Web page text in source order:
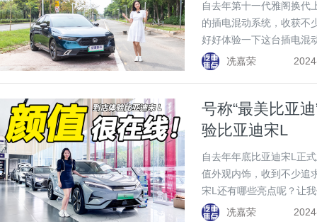
自去年第十一代雅阁换代
的插电混动系统，收获不
好好体验一下这台插电混
冼嘉荣
号称“最美比亚
验比亚迪宋L
自去年年底比亚迪宋L正
值外观内饰，收到不少追
宋L还有哪些亮点呢？让
冼嘉荣